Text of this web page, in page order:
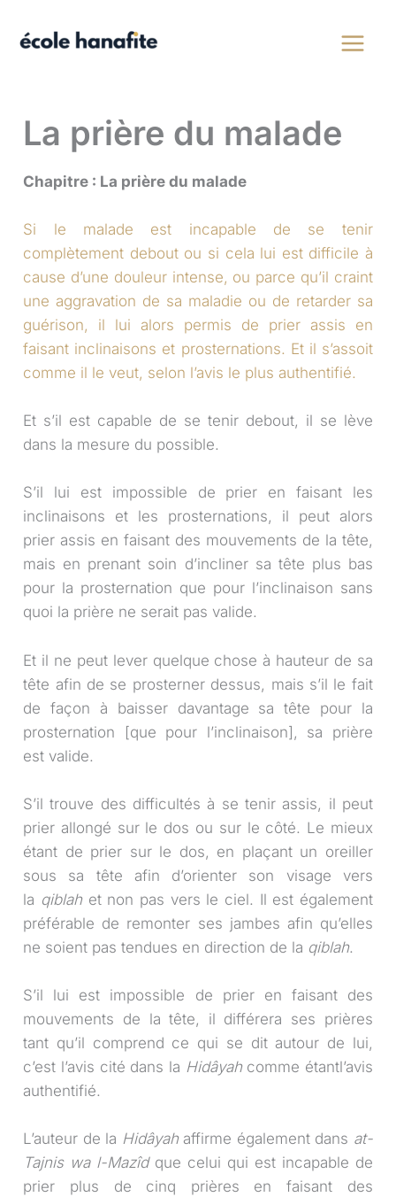
La prière du malade
Chapitre : La prière du malade
Si le malade est incapable de se tenir
complètement debout ou si cela lui est difficile à
cause d’une douleur intense, ou parce qu’il craint
une aggravation de sa maladie ou de retarder sa
guérison, il lui alors permis de prier assis en
faisant inclinaisons et prosternations. Et il s’assoit
comme il le veut, selon l’avis le plus authentifié.
Et s’il est capable de se tenir debout, il se lève
dans la mesure du possible.
S’il lui est impossible de prier en faisant les
inclinaisons et les prosternations, il peut alors
prier assis en faisant des mouvements de la tête,
mais en prenant soin d’incliner sa tête plus bas
pour la prosternation que pour l’inclinaison sans
quoi la prière ne serait pas valide.
Et il ne peut lever quelque chose à hauteur de sa
tête afin de se prosterner dessus, mais s’il le fait
de façon à baisser davantage sa tête pour la
prosternation [que pour l’inclinaison], sa prière
est valide.
S’il trouve des difficultés à se tenir assis, il peut
prier allongé sur le dos ou sur le côté. Le mieux
étant de prier sur le dos, en plaçant un oreiller
sous sa tête afin d’orienter son visage vers
la qiblahet non pas vers le ciel. Il est également
préférable de remonter ses jambes afin qu’elles
ne soient pas tendues en direction de la qiblah.
S’il lui est impossible de prier en faisant des
mouvements de la tête, il différera ses prières
tant qu’il comprend ce qui se dit autour de lui,
c’est l’avis cité dans la Hidâyah comme étantl’avis
authentifié.
L’auteur de la Hidâyahaffirme également dans at-
Tajnis wa l-Mazîdque celui qui est incapable de
prier plus de cinq prières en faisant des